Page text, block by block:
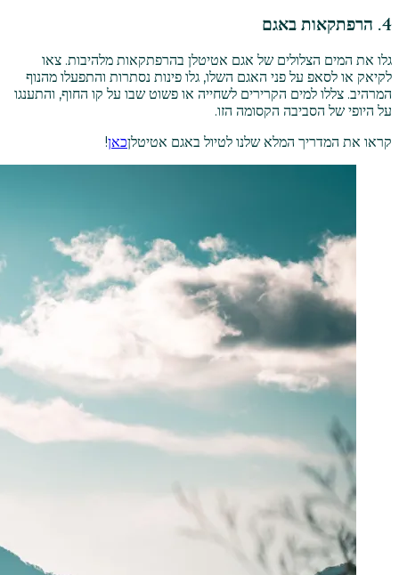
4. הרפתקאות באגם
גלו את המים הצלולים של אגם אטיטלן בהרפתקאות מלהיבות. צאו
לקיאק או לסאפ על פני האגם השלו, גלו פינות נסתרות והתפעלו מהנוף
המרהיב. צללו למים הקרירים לשחייה או פשוט שבו על קו החוף, והתענגו
על היופי של הסביבה הקסומה הזו.
קראו את המדריך המלא שלנו לטיול באגם אטיטלןכאן!